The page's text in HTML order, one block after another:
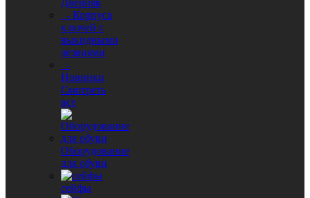
Дверняк
- Корпуса
ключей с
выкидными
лезвиями
-
Новинки
Смотреть
все
Оборудование
для обуви
сейфы